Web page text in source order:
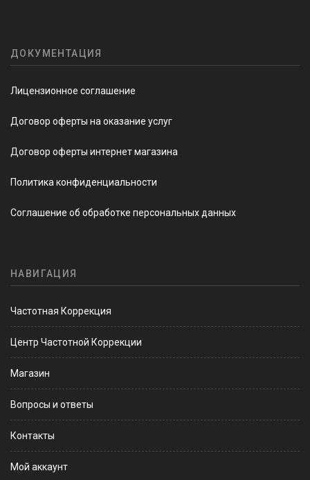
ДОКУМЕНТАЦИЯ
Лицензионное соглашение
Договор оферты на оказание услуг
Договор оферты интернет магазина
Политика конфиденциальности
Соглашение об обработке персональных данных
НАВИГАЦИЯ
Частотная Коррекция
Центр Частотной Коррекции
Магазин
Вопросы и ответы
Контакты
Мой аккаунт